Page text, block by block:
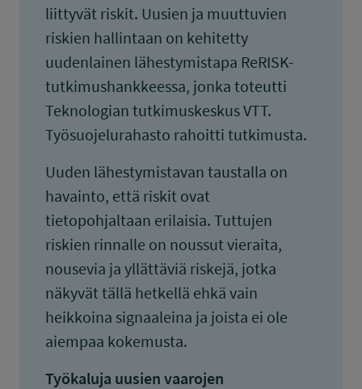
liittyvät riskit. Uusien ja muuttuvien
riskien hallintaan on kehitetty
uudenlainen lähestymistapa ReRISK-
tutkimushankkeessa, jonka toteutti
Teknologian tutkimuskeskus VTT.
Työsuojelurahasto rahoitti tutkimusta.
Uuden lähestymistavan taustalla on
havainto, että riskit ovat
tietopohjaltaan erilaisia. Tuttujen
riskien rinnalle on noussut vieraita,
nousevia ja yllättäviä riskejä, jotka
näkyvät tällä hetkellä ehkä vain
heikkoina signaaleina ja joista ei ole
aiempaa kokemusta.
Työkaluja uusien vaarojen